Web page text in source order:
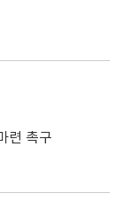
련 촉구